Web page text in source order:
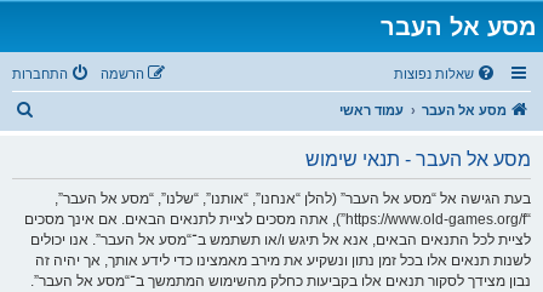
מסע אל העבר
שאלות נפוצות התחברות הרשמה
מסע אל העבר עמוד ראשי
מסע אל העבר - תנאי שימוש
בעת הגישה אל “מסע אל העבר” (להלן “אנחנו”, “אותנו”, “שלנו”, “מסע אל העבר”,
“https://www.old-games.org/f”), אתה מסכים לציית לתנאים הבאים. אם אינך מסכים
לציית לכל התנאים הבאים, אנא אל תיגש ו/או תשתמש ב־“מסע אל העבר”. אנו יכולים
לשנות תנאים אלו בכל זמן נתון ונשקיע את מירב מאמצינו כדי לידע אותך, אך יהיה זה
נבון מצידך לסקור תנאים אלו בקביעות כחלק מהשימוש המתמשך ב־“מסע אל העבר”.